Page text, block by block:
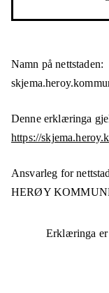
Namn på nettstaden:
Denne erklæringa
https://
Ansvarleg for
HERØY
Erklæringa